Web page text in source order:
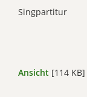
Singpartitur
Ansicht [114 KB]